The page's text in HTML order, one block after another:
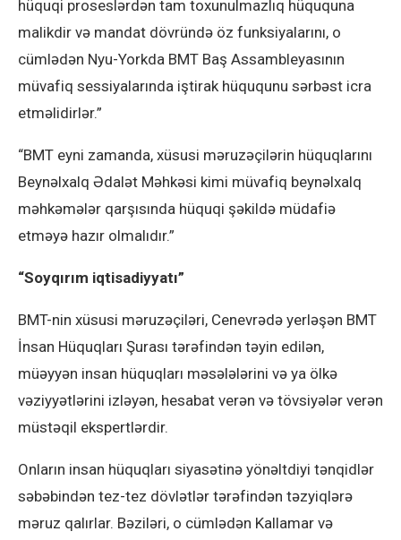
hüquqi proseslərdən tam toxunulmazlıq hüququna
malikdir və mandat dövründə öz funksiyalarını, o
cümlədən Nyu-Yorkda BMT Baş Assambleyasının
müvafiq sessiyalarında iştirak hüququnu sərbəst icra
etməlidirlər.”
“BMT eyni zamanda, xüsusi məruzəçilərin hüquqlarını
Beynəlxalq Ədalət Məhkəsi kimi müvafiq beynəlxalq
məhkəmələr qarşısında hüquqi şəkildə müdafiə
etməyə hazır olmalıdır.”
“Soyqırım iqtisadiyyatı”
BMT-nin xüsusi məruzəçiləri, Cenevrədə yerləşən BMT
İnsan Hüquqları Şurası tərəfindən təyin edilən,
müəyyən insan hüquqları məsələlərini və ya ölkə
vəziyyətlərini izləyən, hesabat verən və tövsiyələr verən
müstəqil ekspertlərdir.
Onların insan hüquqları siyasətinə yönəltdiyi tənqidlər
səbəbindən tez-tez dövlətlər tərəfindən təzyiqlərə
məruz qalırlar. Bəziləri, o cümlədən Kallamar və